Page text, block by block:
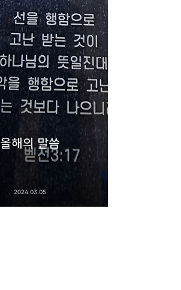
올해의 말씀
2024.03.05